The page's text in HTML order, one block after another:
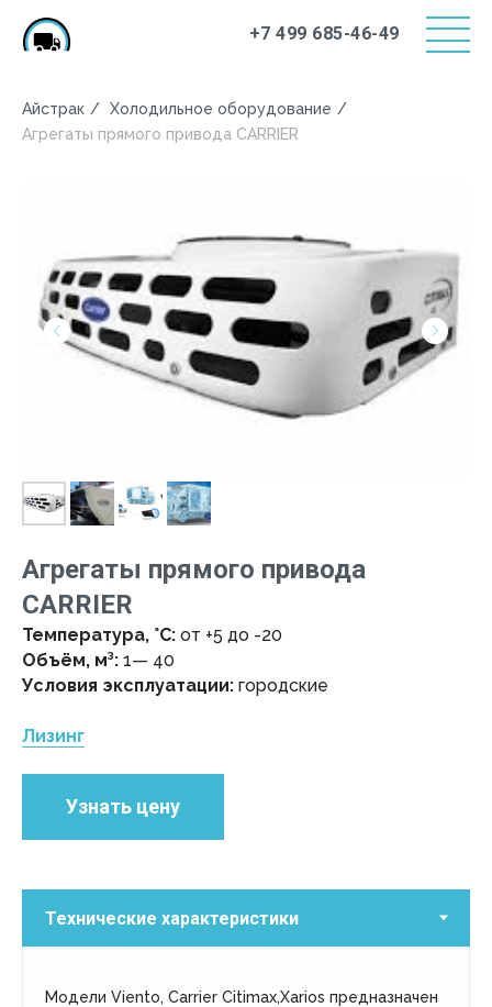
+7 499 685-46-49
Айстрак / Холодильное оборудование /
Агрегаты прямого привода CARRIER
Агрегаты прямого привода
CARRIER
Температура, °C: от +5 до -20
Объём, м³: 1— 40
Условия эксплуатации: городские
Лизинг
Узнать цену
Модели Viento, Carrier Citimax,Xarios предназначен